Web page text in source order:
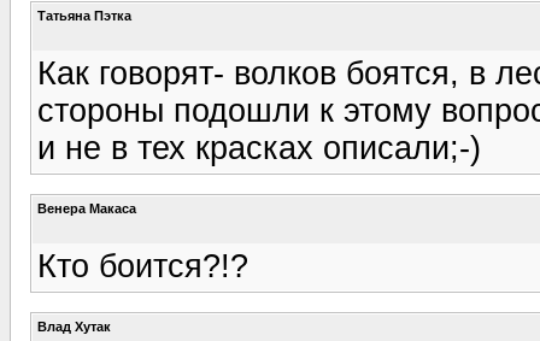
Татьяна Пэтка
Как говорят- волков боятся, в
стороны подошли к этому
и не в тех красках описали;-)
Венера Макаса
Кто боится?!?
Влад Хутак